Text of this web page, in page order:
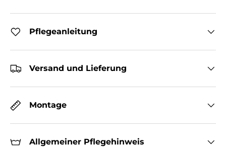
Pflegeanleitung
Versand und Lieferung
Montage
Allgemeiner Pflegehinweis